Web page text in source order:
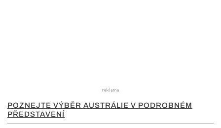
POZNEJTE VÝBĚR AUSTRÁLIE V PODROBNÉM
PŘEDSTAVENÍ